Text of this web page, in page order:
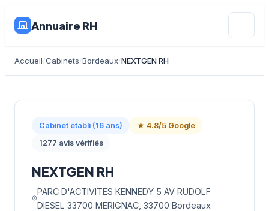
Annuaire RH
Accueil Cabinets Bordeaux NEXTGEN RH
Cabinet établi (16 ans)
★ 4.8/5 Google
1277 avis vérifiés
NEXTGEN RH
PARC D'ACTIVITES KENNEDY 5 AV RUDOLF
DIESEL 33700 MERIGNAC, 33700 Bordeaux